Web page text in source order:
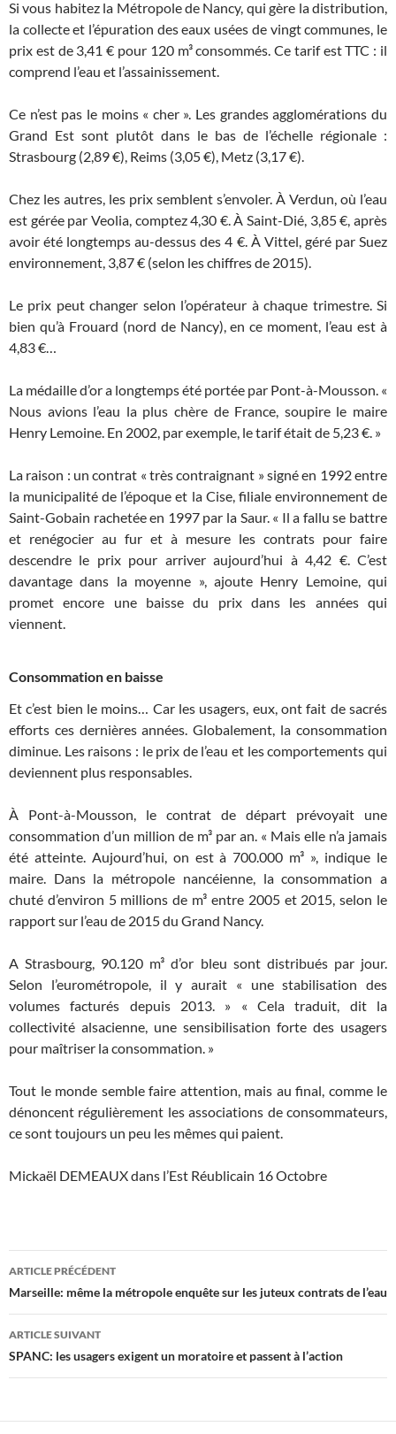
Si vous habitez la Métropole de Nancy, qui gère la distribution,
la collecte et l’épuration des eaux usées de vingt communes, le
prix est de 3,41 € pour 120 m³ consommés. Ce tarif est TTC : il
comprend l’eau et l’assainissement.
Ce n’est pas le moins « cher ». Les grandes agglomérations du
Grand Est sont plutôt dans le bas de l’échelle régionale :
Strasbourg (2,89 €), Reims (3,05 €), Metz (3,17 €).
Chez les autres, les prix semblent s’envoler. À Verdun, où l’eau
est gérée par Veolia, comptez 4,30 €. À Saint-Dié, 3,85 €, après
avoir été longtemps au-dessus des 4 €. À Vittel, géré par Suez
environnement, 3,87 € (selon les chiffres de 2015).
Le prix peut changer selon l’opérateur à chaque trimestre. Si
bien qu’à Frouard (nord de Nancy), en ce moment, l’eau est à
4,83 €…
La médaille d’or a longtemps été portée par Pont-à-Mousson. «
Nous avions l’eau la plus chère de France, soupire le maire
Henry Lemoine. En 2002, par exemple, le tarif était de 5,23 €. »
La raison : un contrat « très contraignant » signé en 1992 entre
la municipalité de l’époque et la Cise, filiale environnement de
Saint-Gobain rachetée en 1997 par la Saur. « Il a fallu se battre
et renégocier au fur et à mesure les contrats pour faire
descendre le prix pour arriver aujourd’hui à 4,42 €. C’est
davantage dans la moyenne », ajoute Henry Lemoine, qui
promet encore une baisse du prix dans les années qui
viennent.
Consommation en baisse
Et c’est bien le moins… Car les usagers, eux, ont fait de sacrés
efforts ces dernières années. Globalement, la consommation
diminue. Les raisons : le prix de l’eau et les comportements qui
deviennent plus responsables.
À Pont-à-Mousson, le contrat de départ prévoyait une
consommation d’un million de m³ par an. « Mais elle n’a jamais
été atteinte. Aujourd’hui, on est à 700.000 m³ », indique le
maire. Dans la métropole nancéienne, la consommation a
chuté d’environ 5 millions de m³ entre 2005 et 2015, selon le
rapport sur l’eau de 2015 du Grand Nancy.
A Strasbourg, 90.120 m³ d’or bleu sont distribués par jour.
Selon l’eurométropole, il y aurait « une stabilisation des
volumes facturés depuis 2013. » « Cela traduit, dit la
collectivité alsacienne, une sensibilisation forte des usagers
pour maîtriser la consommation. »
Tout le monde semble faire attention, mais au final, comme le
dénoncent régulièrement les associations de consommateurs,
ce sont toujours un peu les mêmes qui paient.
Mickaël DEMEAUX dans l’Est Réublicain 16 Octobre
Navigation
des
articles
ARTICLE PRÉCÉDENT
Marseille: même la métropole enquête sur les juteux contrats de l’eau
ARTICLE SUIVANT
SPANC: les usagers exigent un moratoire et passent à l’action